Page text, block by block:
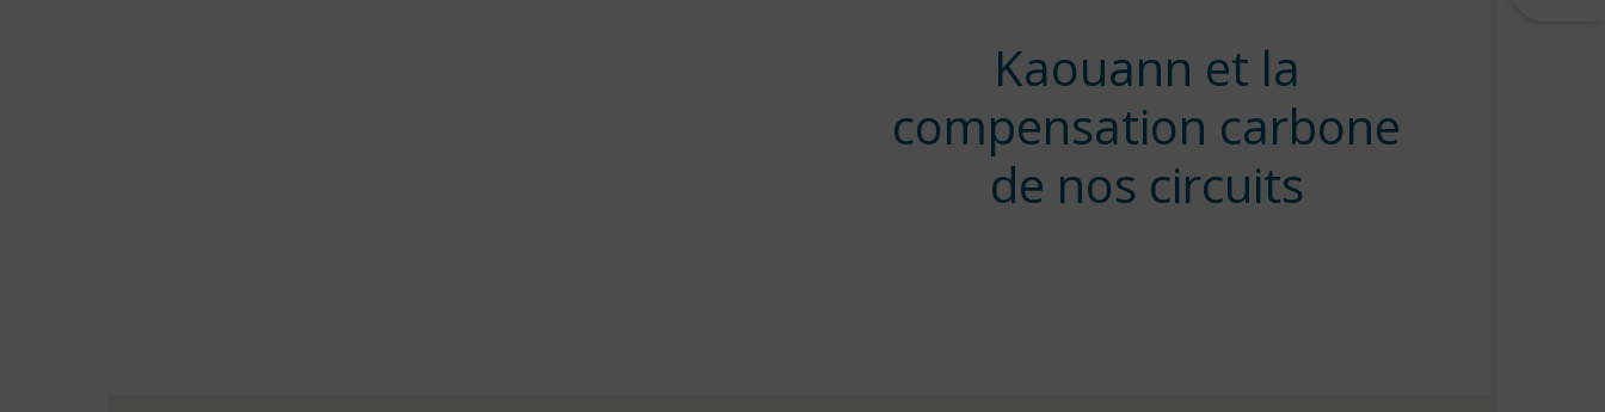
Kaouann et la
compensation carbone
de nos circuits